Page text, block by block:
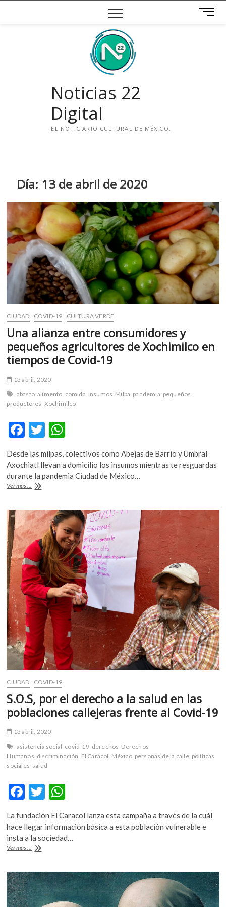
contenido
B
o
Noticias 22
Digital
EL NOTICIARIO CULTURAL DE MÉXICO.
g
r
a
m
v
l
e
r
Día: 13 de abril de 2020
CIUDAD COVID-19 CULTURA VERDE
Una alianza entre consumidores y
pequeños agricultores de Xochimilco en
tiempos de Covid-19
13 abril, 2020
abasto alimento comida insumos Milpa pandemia pequeños
productores Xochimilco
F
ac
e
b
o
o
k
T
w
itt
er
h
at
s
p
p
Desde las milpas, colectivos como Abejas de Barrio y Umbral
Axochiatl llevan a domicilio los insumos mientras te resguardas
durante la pandemia Ciudad de México…
Ver más ...
Una
consumidores
y
pequeños
agricultores
de
Xochimilco
en
tiempos
de
Covid-
19
CIUDAD COVID-19
S.O.S, por el derecho a la salud en las
poblaciones callejeras frente al Covid-19
13 abril, 2020
asistencia social covid-19 derechos Derechos
Humanos discriminación El Caracol México personas de la calle políticas
sociales salud
F
ac
e
b
o
o
k
T
w
itt
er
at
s
p
p
La fundación El Caracol lanza esta campaña a través de la cuál
hace llegar información básica a esta población vulnerable e
insta a la sociedad…
Ver más ...
S.O.S,
derecho
a
la
salud